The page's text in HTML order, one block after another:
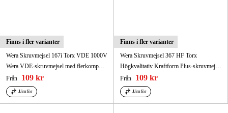
Finns i fler varianter
Wera Skruvmejsel 167i Torx VDE 1000V
Från
109 kr
Jämför
Finns i fler varianter
Wera Skruvmejsel 367 HF Torx
Från
109 kr
Jämför